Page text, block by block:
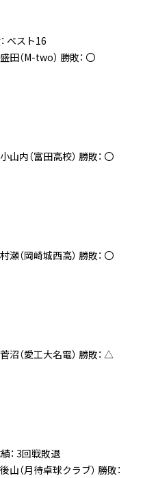
ベスト16
（M-two） 勝敗： 〇
内（富田高校） 勝敗： 〇
（岡崎城西高） 勝敗： 〇
沼（愛工大名電） 勝敗： △
3回戦敗退
（月待卓球クラブ） 勝敗：